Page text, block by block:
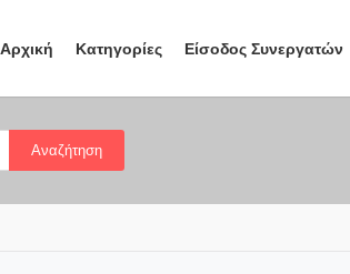
Αρχική Κατηγορίες Είσοδος Συνεργατών
Αναζήτηση